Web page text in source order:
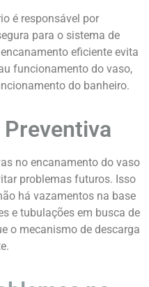
é responsável por
para o sistema de
eficiente evita
funcionamento do vaso,
do banheiro.
no encanamento do vaso
problemas futuros. Isso
há vazamentos na base
e tubulações em busca de
o mecanismo de descarga